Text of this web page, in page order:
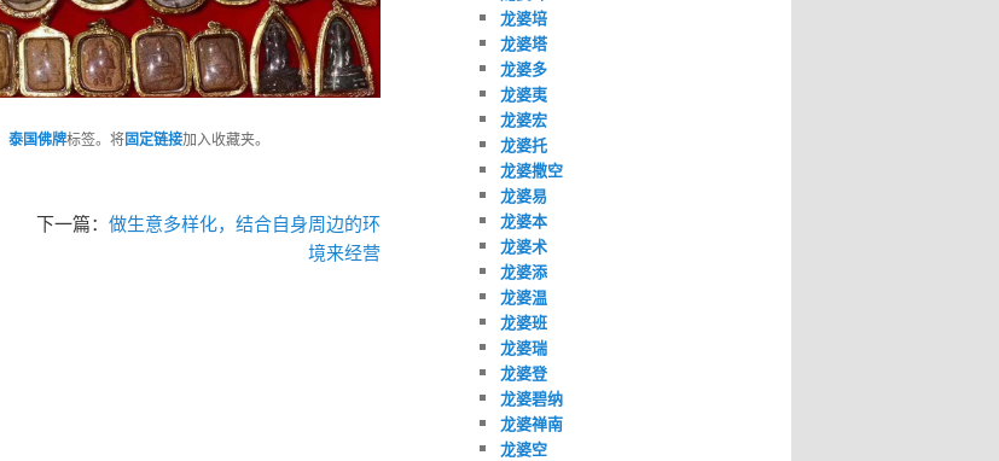
泰国佛牌标签。将固定链接加入收藏夹。
下一篇： 做生意多样化，结合自身周边的环
境来经营
龙婆培
龙婆塔
龙婆多
龙婆夷
龙婆宏
龙婆托
龙婆撒空
龙婆易
龙婆本
龙婆术
龙婆添
龙婆温
龙婆班
龙婆瑞
龙婆登
龙婆碧纳
龙婆禅南
龙婆空